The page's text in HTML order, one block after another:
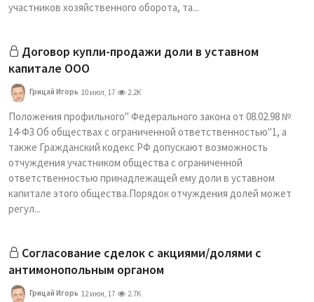
участников хозяйственного оборота, та...
Договор купли-продажи доли в уставном
капитале ООО
Грицай Игорь 10 июл, 17 2.2K
Положения профильного" Федерального закона от 08.02.98 №
14-ФЗ Об обществах с ограниченной ответственностью"1, а
также Гражданский кодекс РФ допускают возможность
отчуждения участником общества с ограниченной
ответственностью принадлежащей ему доли в уставном
капитале этого общества.Порядок отчуждения долей может
регул...
Согласование сделок с акциями/долями с
антимонопольным органом
Грицай Игорь 12 июн, 17 2.7K